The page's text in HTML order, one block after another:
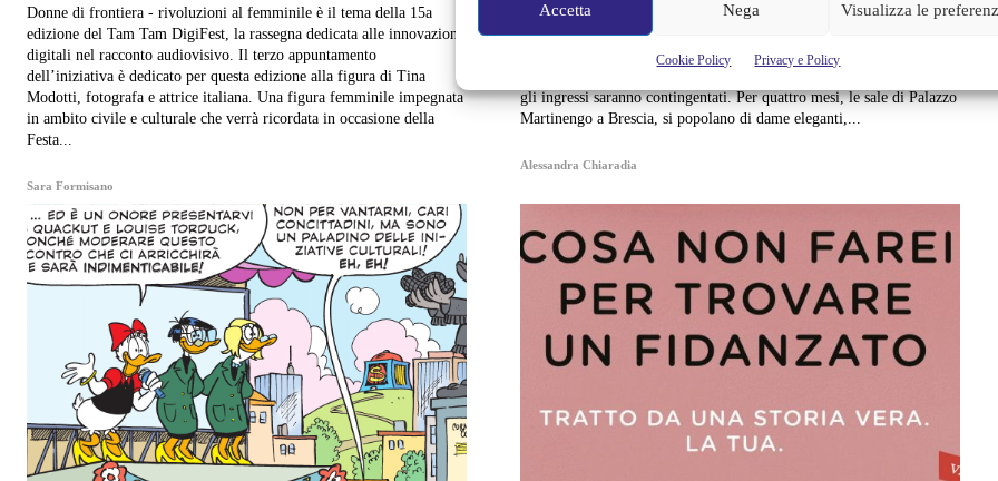
Accetta Nega Visualizza le
Cookie Policy Privacy e Policy
Donne di frontiera - rivoluzioni al femminile è il tema della 15a
edizione del Tam Tam DigiFest, la rassegna dedicata alle innovazioni
digitali nel racconto audiovisivo. Il terzo appuntamento
dell’iniziativa è dedicato per questa edizione alla figura di Tina
Modotti, fotografa e attrice italiana. Una figura femminile impegnata
in ambito civile e culturale che verrà ricordata in occasione della
Festa...
Sara Formisano
Per celebrare la Giornata internazionale della donna, sabato 7 e
domenica 8 marzo, ripre la mostra Donne nell'Arte. Da Tiziano a
Boldini e l'ingresso sarà ridotto a tutte le divine creature. Per
gli ingressi saranno contingentati. Per quattro mesi, le sale di Palazzo
Martinengo a Brescia, si popolano di dame eleganti,...
Alessandra Chiaradia